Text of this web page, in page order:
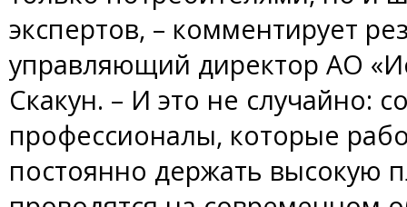
экспертов, – комментирует
управляющий директор АО
Скакун. – И это не случайно:
профессионалы, которые
постоянно держать высокую